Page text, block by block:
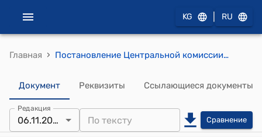
KG RU
Главная › Постановление Центральной комиссии по выборам и проведению референдумов КР от 10 октября 2012 года № 119 "Об утверждении форм протоколов об итогах голосования избирательных комиссий и сводных таблиц на выборах депутатов местных кенешей Кыргызской Республики"
Документ Реквизиты Ссылающиеся документы
Редакция
06.11.2016 Сравнение